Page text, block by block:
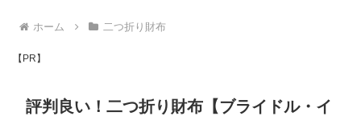
ホーム 二つ折り財布
【PR】
評判良い！二つ折り財布【ブライドル・イ